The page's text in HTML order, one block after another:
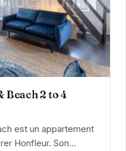
Beach 2 to 4
est un appartement
Honfleur. Son